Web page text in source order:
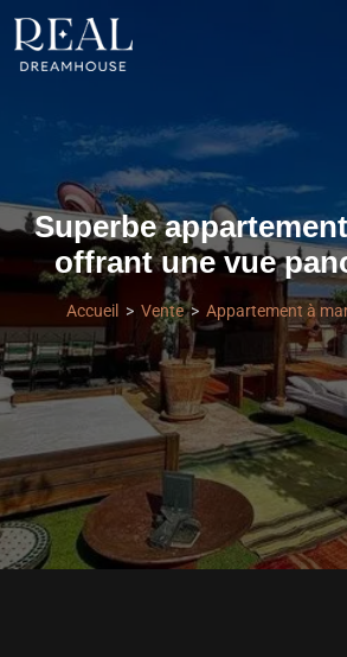
Superbe
offrant une vue
Accueil Vente Appartement à